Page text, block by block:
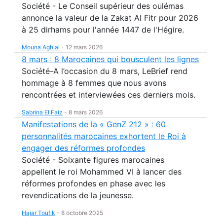
Société - Le Conseil supérieur des oulémas
annonce la valeur de la Zakat Al Fitr pour 2026
à 25 dirhams pour l'année 1447 de l'Hégire.
Mouna Aghlal - 12 mars 2026
8 mars : 8 Marocaines qui bousculent les lignes
Société-A l’occasion du 8 mars, LeBrief rend
hommage à 8 femmes que nous avons
rencontrées et interviewées ces derniers mois.
Sabrina El Faiz - 8 mars 2026
Manifestations de la « GenZ 212 » : 60
personnalités marocaines exhortent le Roi à
engager des réformes profondes
Société - Soixante figures marocaines
appellent le roi Mohammed VI à lancer des
réformes profondes en phase avec les
revendications de la jeunesse.
Hajar Toufik - 8 octobre 2025